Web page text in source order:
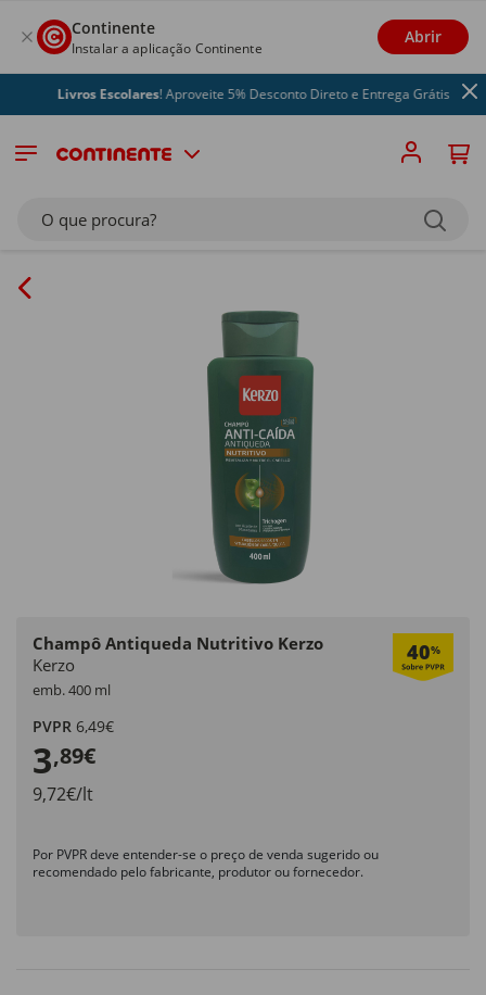
Continente
Instalar a aplicação Continente
Abrir
Livros Escolares! Aproveite 5% Desconto Direto e Entrega Grátis
O que procura?
Champô Antiqueda Nutritivo Kerzo 40%
Kerzo
emb. 400 ml
PVPR 6,49€
3,89€
9,72€/lt
Por PVPR deve entender-se o preço de venda sugerido ou
recomendado pelo fabricante, produtor ou fornecedor.